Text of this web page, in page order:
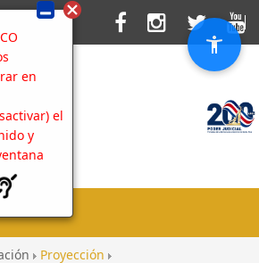
en
el
y
Proyección